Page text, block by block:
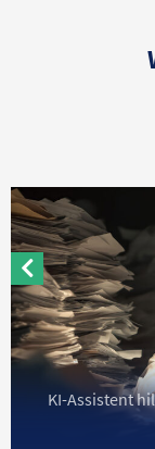
KI-Assistent